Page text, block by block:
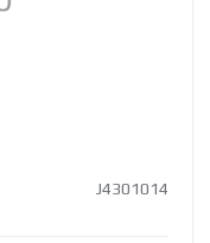
J4301014